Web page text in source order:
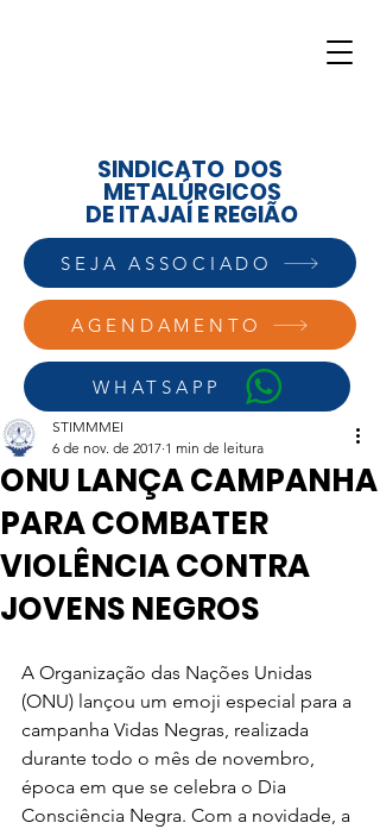
AGENDAMENTO
WHATSAPP
SINDICATO DOS
METALÚRGICOS
DE ITAJAÍ E REGIÃO
SEJA ASSOCIADO
ONU LANÇA CAMPANHA
PARA COMBATER
VIOLÊNCIA CONTRA
JOVENS NEGROS
STIMMMEI
6 de nov. de 2017 1 min de leitura
A Organização das Nações Unidas
(ONU) lançou um emoji especial para a
campanha Vidas Negras, realizada
durante todo o mês de novembro,
época em que se celebra o Dia
Consciência Negra. Com a novidade, a